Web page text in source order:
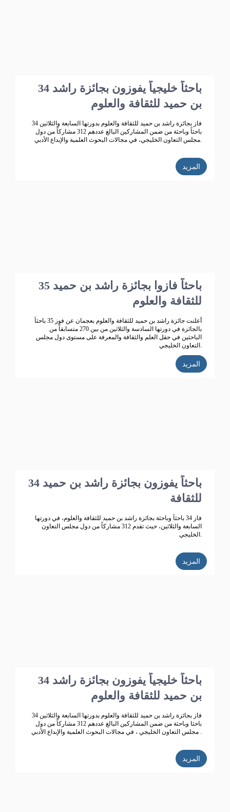
34 باحثاً خليجياً يفوزون بجائزة راشد
بن حميد للثقافة والعلوم
فاز بجائزة راشد بن حميد للثقافة والعلوم بدورتها السابعة والثلاثين 34
باحثاً وباحثة من ضمن المشاركين البالغ عددهم 312 مشاركاً من دول
مجلس التعاون الخليجي، في مجالات البحوث العلمية والإبداع الأدبي.
المزيد
35 باحثاً فازوا بجائزة راشد بن حميد
للثقافة والعلوم
أعلنت جائزة راشد بن حميد للثقافة والعلوم بعجمان عن فوز 35 باحثاً
بالجائزة في دورتها السادسة والثلاثين من بين 270 متسابقاً من
الباحثين في حقل العلم والثقافة والمعرفة على مستوى دول مجلس
التعاون الخليجي.
المزيد
34 باحثاً يفوزون بجائزة راشد بن حميد
للثقافة
فاز 34 باحثاً وباحثة بجائزة راشد بن حميد للثقافة والعلوم، في دورتها
السابعة والثلاثين، حيث تقدم 312 مشاركاً من دول مجلس التعاون
الخليجي.
المزيد
34 باحثاً خليجياً يفوزون بجائزة راشد
بن حميد للثقافة والعلوم
فاز بجائزة راشد بن حميد للثقافة والعلوم بدورتها السابعة والثلاثين 34
باحثا وباحثة من ضمن المشاركين البالغ عددهم 312 مشاركاً من دول
مجلس التعاون الخليجي ، في مجالات البحوث العلمية والإبداع الأدبي .
المزيد